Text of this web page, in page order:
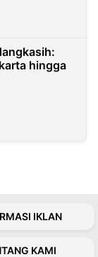
hingga
IKLAN
KAMI